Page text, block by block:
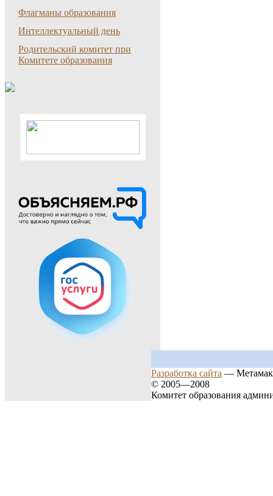
Флагманы образования
Интеллектуальный день
Родительский комитет при
Комитете образования
Разработка сайта —
© 2005—2008
Комитет образования